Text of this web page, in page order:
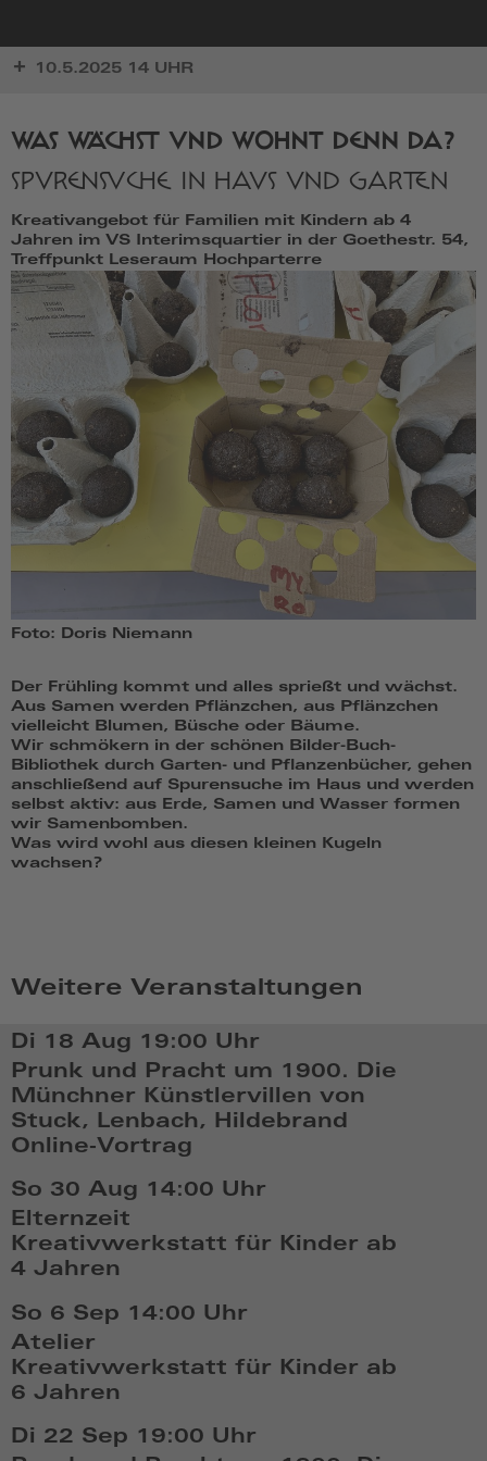
Startseite
WAS WÄCHST UND WOHNT DENN DA?
SPURENSUCHE IN HAUS UND GARTEN
Kreativangebot für Familien mit Kindern ab 4
Jahren im VS Interimsquartier in der Goethestr. 54,
Treffpunkt Leseraum Hochparterre
Foto: Doris Niemann
Der Frühling kommt und alles sprießt und wächst.
Aus Samen werden Pflänzchen, aus Pflänzchen
vielleicht Blumen, Büsche oder Bäume.
Wir schmökern in der schönen Bilder-Buch-
Bibliothek durch Garten- und Pflanzenbücher, gehen
anschließend auf Spurensuche im Haus und werden
selbst aktiv: aus Erde, Samen und Wasser formen
wir Samenbomben.
Was wird wohl aus diesen kleinen Kugeln
wachsen?
Weitere Veranstaltungen
Di 18 Aug 19:00 Uhr
Prunk und Pracht um 1900. Die
Münchner Künstlervillen von
Stuck, Lenbach, Hildebrand
Online-Vortrag
Aug
18
2026,
19:08
So 30 Aug
14:00 Uhr
Elternzeit
Kreativwerkstatt für Kinder ab
4 Jahren
Aug
30
2026,
14:08
So 6 Sep 14:00 Uhr
Atelier
Kreativwerkstatt für Kinder ab
6 Jahren
Sep
Di 22 Sep 19:00 Uhr
10.5.2025 14 UHR